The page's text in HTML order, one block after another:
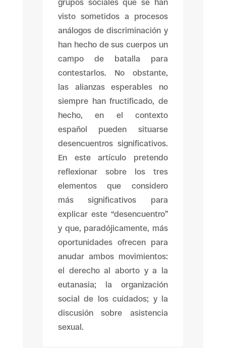
grupos sociales que se han
visto sometidos a procesos
análogos de discriminación y
han hecho de sus cuerpos un
campo de batalla para
contestarlos. No obstante,
las alianzas esperables no
siempre han fructificado, de
hecho, en el contexto
español pueden situarse
desencuentros significativos.
En este artículo pretendo
reflexionar sobre los tres
elementos que considero
más significativos para
explicar este “desencuentro”
y que, paradójicamente, más
oportunidades ofrecen para
anudar ambos movimientos:
el derecho al aborto y a la
eutanasia; la organización
social de los cuidados; y la
discusión sobre asistencia
sexual.